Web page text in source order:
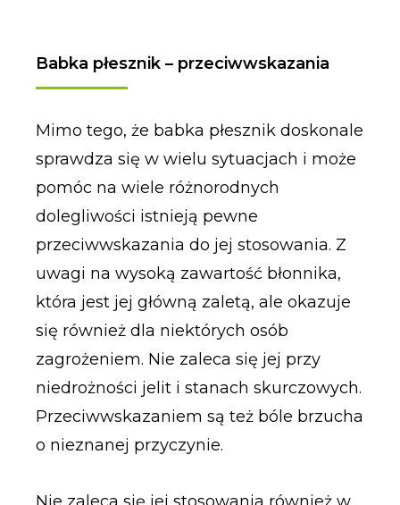
Babka płesznik – przeciwwskazania
Mimo tego, że babka płesznik doskonale
sprawdza się w wielu sytuacjach i może
pomóc na wiele różnorodnych
dolegliwości istnieją pewne
przeciwwskazania do jej stosowania. Z
uwagi na wysoką zawartość błonnika,
która jest jej główną zaletą, ale okazuje
się również dla niektórych osób
zagrożeniem. Nie zaleca się jej przy
niedrożności jelit i stanach skurczowych.
Przeciwwskazaniem są też bóle brzucha
o nieznanej przyczynie.